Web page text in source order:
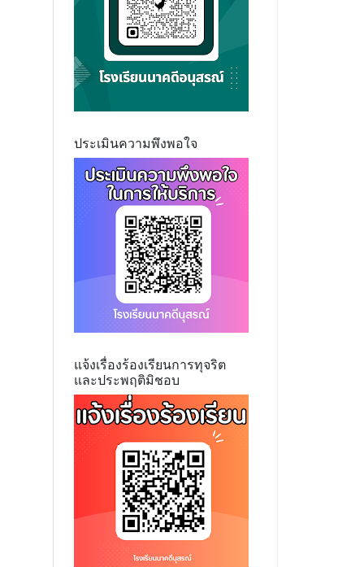
ประเมินความพึงพอใจ
แจ้งเรื่องร้องเรียนการทุจริต
และประพฤติมิชอบ